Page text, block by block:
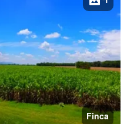
Finca